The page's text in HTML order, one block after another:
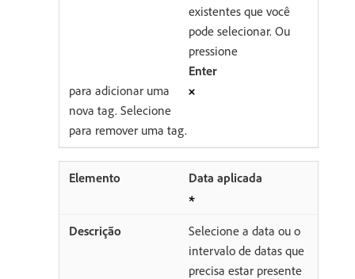
existentes que você
pode selecionar. Ou
pressione
Enter
para adicionar uma
nova tag. Selecione
para remover uma tag.
Data aplicada
Selecione a data ou o
intervalo de datas que
precisa estar presente